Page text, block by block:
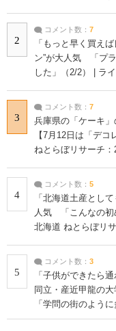
2
コメント数： 7
「もっと早く買え
ン”が大人気 「プ
した」（2/2） | ラ
3
コメント数： 7
兵庫県の「ケーキ
【7月12日は「デ
ねとらぼリサーチ：
4
コメント数： 5
「北海道土産とし
人気 「こんなの初
北海道 ねとらぼリ
5
コメント数： 3
「子供ができたら
同立・産近甲龍の
「学問の街のよう
| 大学 ねとらぼリサ